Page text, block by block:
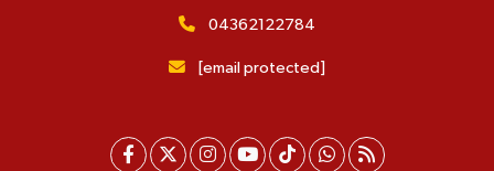
04362122784
[email protected]